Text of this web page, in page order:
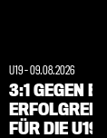
U19-09.08.2026
3:1 GEGEN
FÜR DIE U19